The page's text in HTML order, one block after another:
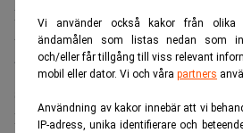
Vi använder också kakor från
ändamålen som listas nedan som
och/eller får tillgång till viss relevant
mobil eller dator. Vi och våra partners
Användning av kakor innebär att vi
IP-adress, unika identifierare och
Försäkring står för och det är därför
tagit beslut om att se över
börsnotering kan ge bolaget
Holding i en presskommentar.